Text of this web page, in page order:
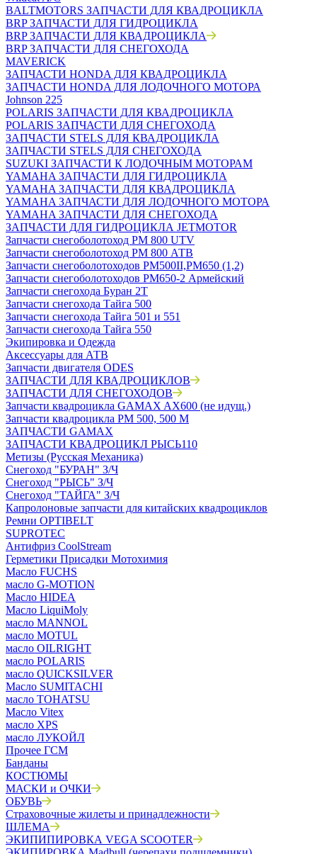
BALTMOTORS ЗАПЧАСТИ ДЛЯ КВАДРОЦИКЛА
BRP ЗАПЧАСТИ ДЛЯ ГИДРОЦИКЛА
BRP ЗАПЧАСТИ ДЛЯ КВАДРОЦИКЛА
BRP ЗАПЧАСТИ ДЛЯ СНЕГОХОДА
MAVERICK
ЗАПЧАСТИ HONDA ДЛЯ КВАДРОЦИКЛА
ЗАПЧАСТИ HONDA ДЛЯ ЛОДОЧНОГО МОТОРА
Johnson 225
POLARIS ЗАПЧАСТИ ДЛЯ КВАДРОЦИКЛА
POLARIS ЗАПЧАСТИ ДЛЯ СНЕГОХОДА
ЗАПЧАСТИ STELS ДЛЯ КВАДРОЦИКЛА
ЗАПЧАСТИ STELS ДЛЯ СНЕГОХОДА
SUZUKI ЗАПЧАСТИ К ЛОДОЧНЫМ МОТОРАМ
YAMAHA ЗАПЧАСТИ ДЛЯ ГИДРОЦИКЛА
YAMAHA ЗАПЧАСТИ ДЛЯ КВАДРОЦИКЛА
YAMAHA ЗАПЧАСТИ ДЛЯ ЛОДОЧНОГО МОТОРА
YAMAHA ЗАПЧАСТИ ДЛЯ СНЕГОХОДА
ЗАПЧАСТИ ДЛЯ ГИДРОЦИКЛА JETMOTOR
Запчасти снегоболотоход РМ 800 UTV
Запчасти снегоболотоход РМ 800 АТВ
Запчасти снегоболотоходов РМ500II,РМ650 (1,2)
Запчасти снегоболотоходов РМ650-2 Армейский
Запчасти снегохода Буран 2Т
Запчасти снегохода Тайга 500
Запчасти снегохода Тайга 501 и 551
Запчасти снегохода Тайга 550
Экипировка и Одежда
Аксессуары для АТВ
Запчасти двигателя ODES
ЗАПЧАСТИ ДЛЯ КВАДРОЦИКЛОВ
ЗАПЧАСТИ ДЛЯ СНЕГОХОДОВ
Запчасти квадроцикла GAMAX AX600 (не идущ.)
Запчасти квадроцикла РМ 500, 500 М
ЗАПЧАСТИ GAMAX
ЗАПЧАСТИ КВАДРОЦИКЛ РЫСЬ110
Метизы (Русская Механика)
Снегоход "БУРАН" З/Ч
Снегоход "РЫСЬ" З/Ч
Снегоход "ТАЙГА" З/Ч
Капролоновые запчасти для китайских квадроциклов
Ремни OPTIBELT
SUPROTEC
Антифриз CoolStream
Герметики Присадки Мотохимия
Масло FUCHS
масло G-MOTION
Масло HIDEA
Масло LiquiMoly
масло MANNOL
масло MOTUL
масло OILRIGHT
масло POLARIS
масло QUICKSILVER
Масло SUMITACHI
масло TOHATSU
Масло Vitex
масло XPS
масло ЛУКОЙЛ
Прочее ГСМ
Банданы
КОСТЮМЫ
МАСКИ и ОЧКИ
ОБУВЬ
Страховочные жилеты и принадлежности
ШЛЕМА
ЭКИПИПИРОВКА VEGA SCOOTER